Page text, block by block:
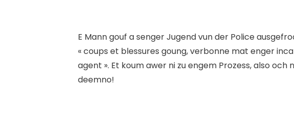
E Mann gouf a senger Jugend vun der Police
« coups et blessures goung, verbonne mat enger
agent ». Et koum awer ni zu engem Prozess, also
deemno!